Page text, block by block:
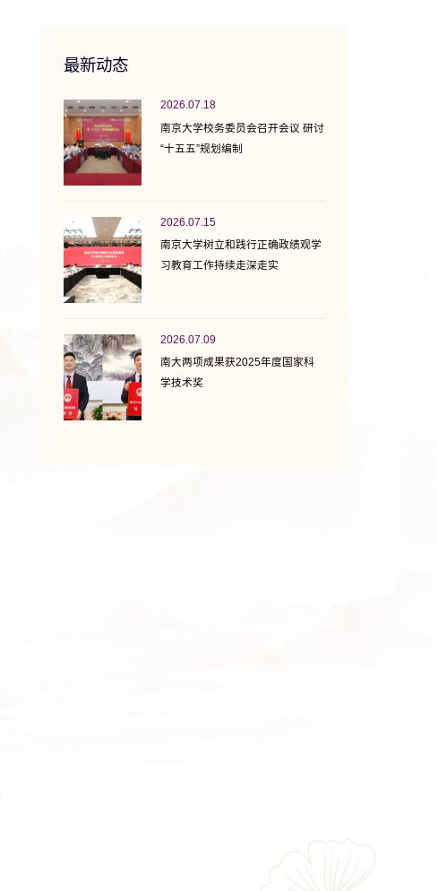
最新动态
2026.07.18
南京大学校务委员会召开会议 研讨
“十五五”规划编制
2026.07.15
南京大学树立和践行正确政绩观学
习教育工作持续走深走实
2026.07.09
南大两项成果获2025年度国家科
学技术奖